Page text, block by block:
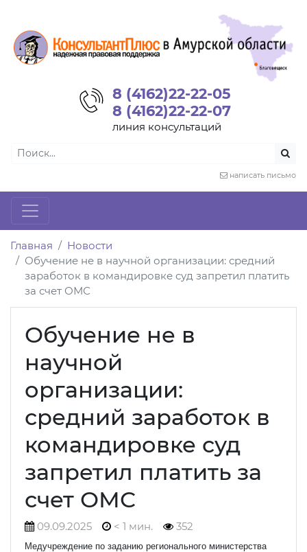
8 (4162)22-22-05
8 (4162)22-22-07
линия консультаций
написать письмо
Главная
Новости
Обучение не в научной организации: средний
заработок в командировке суд запретил платить
за счет ОМС
Обучение не в
научной
организации:
средний заработок в
командировке суд
запретил платить за
счет ОМС
09.09.2025 < 1 мин. 352
Медучреждение по заданию регионального министерства